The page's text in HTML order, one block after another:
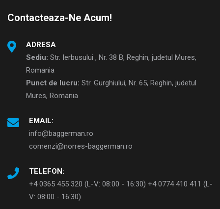
Contacteaza-Ne Acum!
ADRESA
Sediu: Str. Ierbusului , Nr. 38 B, Reghin, judetul Mures,
Romania
Punct de lucru: Str. Gurghiului, Nr. 65, Reghin, judetul
Mures, Romania
EMAIL:
info@baggerman.ro
comenzi@norres-baggerman.ro
TELEFON:
+4 0365 455 320 (L-V: 08:00 - 16:30) +4 0774 410 411 (L-
V: 08:00 - 16:30)